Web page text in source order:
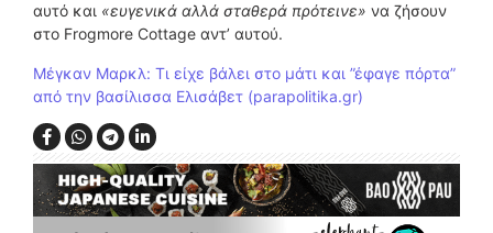
αυτό και «ευγενικά αλλά σταθερά πρότεινε» να ζήσουν
στο Frogmore Cottage αντ’ αυτού.
Μέγκαν Μαρκλ: Τι είχε βάλει στο μάτι και ”έφαγε πόρτα”
από την βασίλισσα Ελισάβετ (parapolitika.gr)